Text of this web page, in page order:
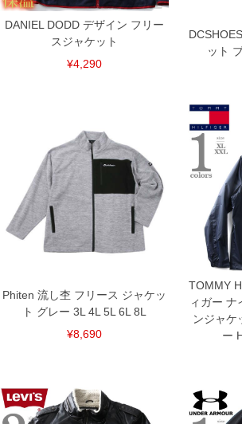
ンピュータ画面）によって、商品の色味が若干異なる場合
ください。
※当店での掲載商品は、実店鋪と在庫を共用しておりま
舗からのお取り寄せ等により、お客様にご迷惑をお掛け
す。そのようなことがない様最大限に努めておりますが
連絡させて頂きますので予めご了承ください。
DANIEL DODD デザイン フリー
スジャケット
¥4,290
ット
Phiten 流し杢 フリース ジャケッ
ト グレー 3L 4L 5L 6L 8L
¥8,690
TOMMY
ィガー ナ
ンジャケ
ー